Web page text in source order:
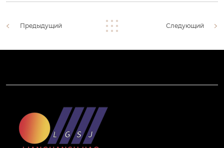
Предыдущий Следующий